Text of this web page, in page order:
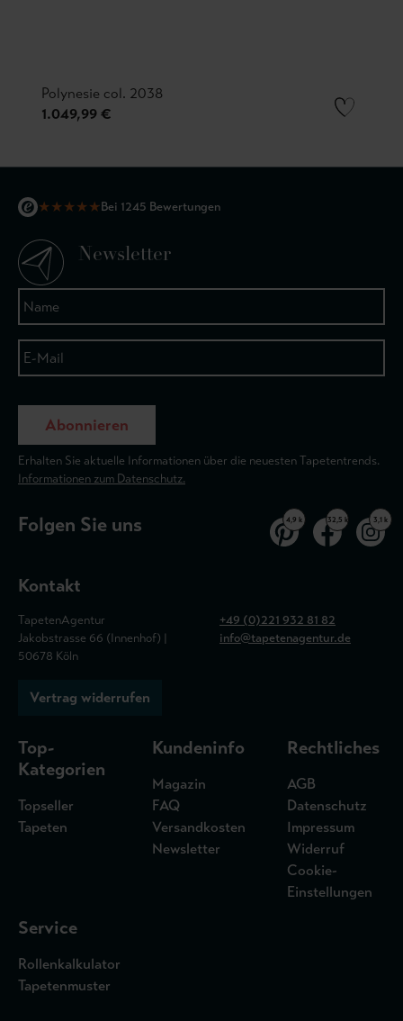
Polynesie col. 2038
1.049,99 €
★★★★★Bei 1245 Bewertungen
Newsletter
Abonnieren
Erhalten Sie aktuelle Informationen über die neuesten Tapetentrends.
Informationen zum Datenschutz.
Folgen Sie uns 4,9 k 32,5 k 3,1 k
Kontakt
TapetenAgentur
Jakobstrasse 66 (Innenhof) |
50678 Köln
+49 (0)221 932 81 82
info@tapetenagentur.de
Vertrag widerrufen
Top-
Kategorien
Topseller
Tapeten
Kundeninfo
Magazin
FAQ
Versandkosten
Newsletter
Rechtliches
AGB
Datenschutz
Impressum
Widerruf
Cookie-
Einstellungen
Service
Rollenkalkulator
Tapetenmuster